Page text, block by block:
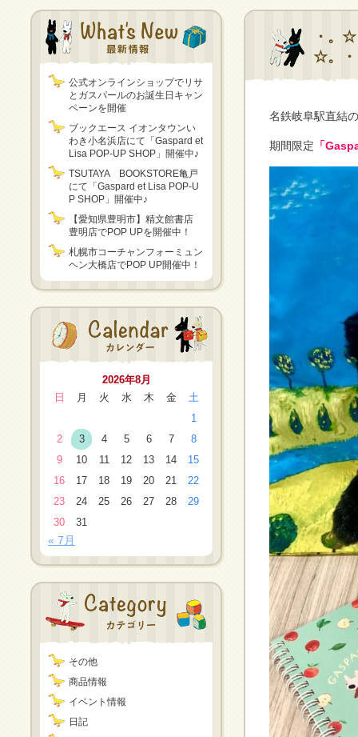
公式オンラインショップでリサ
とガスパールのお誕生日キャン
ペーンを開催
ブックエース イオンタウンい
わき小名浜店にて「Gaspard et
Lisa POP-UP SHOP」開催中♪
TSUTAYA BOOKSTORE亀戸
にて「Gaspard et Lisa POP-U
P SHOP」開催中♪
【愛知県豊明市】精文館書店
豊明店でPOP UPを開催中！
札幌市コーチャンフォーミュン
ヘン大橋店でPOP UP開催中！
2026年8月
日
月 火 水 木 金
土
1
2
3 4 5 6 7
8
9
10 11 12 13 14
15
16
17 18 19 20 21
22
23
24 25 26 27 28
29
30
31
« 7月
その他
商品情報
イベント情報
日記
・。
☆。・
名鉄岐阜駅直結の
期間限定 「